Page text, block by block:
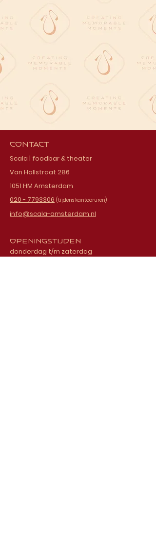
Contact
Scala | foodbar & theater
Van Hallstraat 286
1051 HM Amsterdam
020 - 7793306 (tijdens kantooruren)
info@scala-amsterdam.nl
Openingstijden
donderdag t/m zaterdag